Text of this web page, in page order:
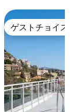
ゲストチョイス
ゲストチョイス